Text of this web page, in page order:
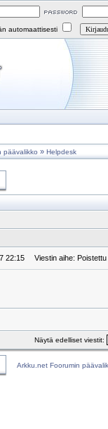
automaattisesti
päävalikko » Helpdesk
22:15 Viestin aihe: Poistettu
Näytä edelliset viestit:
Arkku.net Foorumin